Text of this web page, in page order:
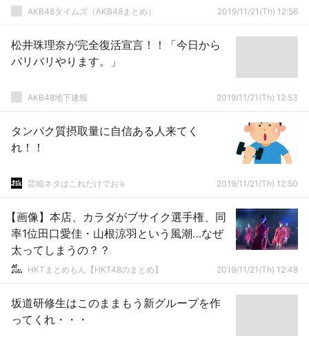
AKB48タイムズ（AKB48まとめ） 2019/11/21(Th) 12:56
松井珠理奈が完全復活宣言！！「今日から
バリバリやります。」
AKB48地下速報 2019/11/21(Th) 12:53
タンパク質摂取量に自信ある人来てく
れ！！
芸能ネタはこれだけでおｋ 2019/11/21(Th) 12:50
【画像】本店、カラダがブサイク選手権、同
率1位田口愛佳・山根涼羽という風潮…なぜ
太ってしまうの？？
HKTまとめもん【HKT48のまとめ】 2019/11/21(Th) 12:48
坂道研修生はこのままもう新グループを作
ってくれ・・・